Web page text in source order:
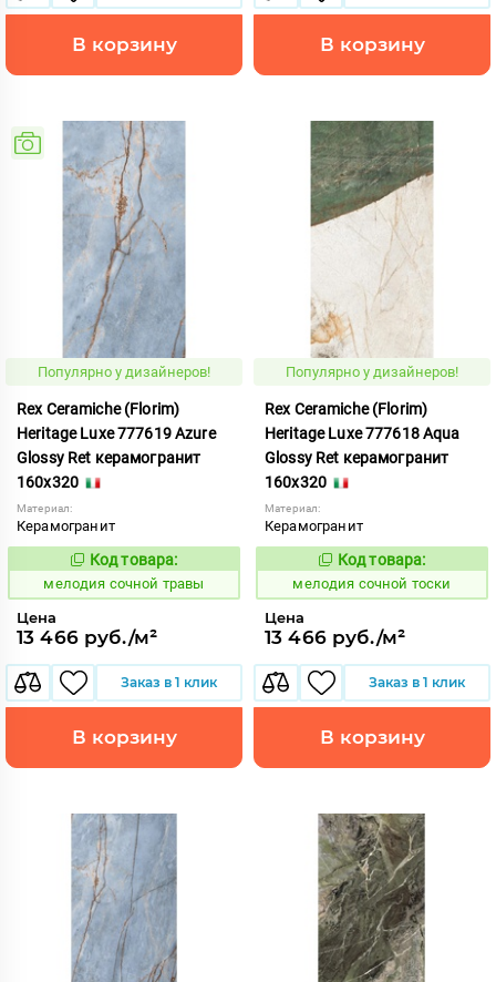
В корзину В корзину
Популярно у дизайнеров!
Rex Ceramiche (Florim)
Heritage Luxe 777619 Azure
Glossy Ret керамогранит
160x320
Материал:
Керамогранит
965107
Код товара:
мелодия сочной травы
Цена
13 466 руб./м²
Заказ в 1 клик
В корзину
Популярно у дизайнеров!
Rex Ceramiche (Florim)
Heritage Luxe 777618 Aqua
Glossy Ret керамогранит
160x320
Материал:
Керамогранит
965106
Код товара:
мелодия сочной тоски
Цена
13 466 руб./м²
Заказ в 1 клик
В корзину